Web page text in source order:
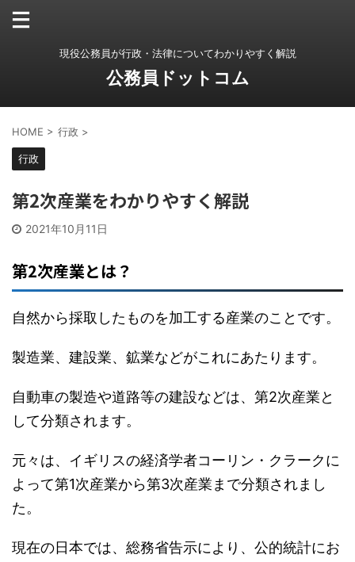
現役公務員が行政・法律についてわかりやすく解説
公務員ドットコム
HOME > 行政 >
行政
第2次産業をわかりやすく解説
2021年10月11日
第2次産業とは？
自然から採取したものを加工する産業のことです。
製造業、建設業、鉱業などがこれにあたります。
自動車の製造や道路等の建設などは、第2次産業と
して分類されます。
元々は、イギリスの経済学者コーリン・クラークに
よって第1次産業から第3次産業まで分類されまし
た。
現在の日本では、総務省告示により、公的統計にお